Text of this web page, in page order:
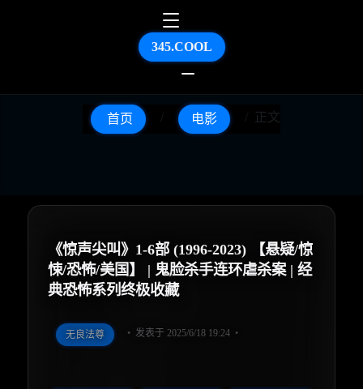
345.COOL
首页 电影 正文
《惊声尖叫》1-6部 (1996-2023) 【悬疑/惊
悚/恐怖/美国】 | 鬼脸杀手连环虐杀案 | 经
典恐怖系列终极收藏
无良法尊 发表于 2025/6/18 19:24